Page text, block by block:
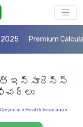
2025 Premium
ఇన్సూరెన్స్
Corporate Health Insurance